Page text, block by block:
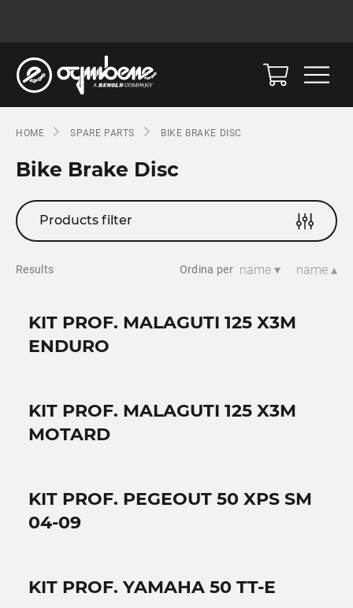
HOME SPARE PARTS BIKE BRAKE DISC
Bike Brake Disc
Products filter
Results Ordina per name ▾ name ▴
KIT PROF. MALAGUTI 125 X3M
ENDURO
KIT PROF. MALAGUTI 125 X3M
MOTARD
KIT PROF. PEGEOUT 50 XPS SM
04-09
KIT PROF. YAMAHA 50 TT-E